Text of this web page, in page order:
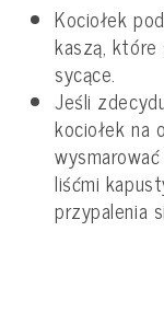
Kociołek
kaszą, które
sycące.
Jeśli
kociołek na
liśćmi
przypalenia